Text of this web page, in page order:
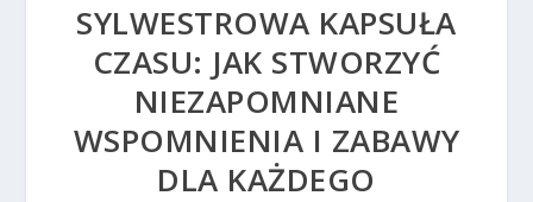
SYLWESTROWA KAPSUŁA
CZASU: JAK STWORZYĆ
NIEZAPOMNIANE
WSPOMNIENIA I ZABAWY
DLA KAŻDEGO